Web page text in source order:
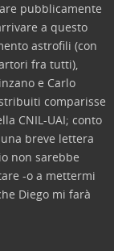
pubblicamente
a questo
astrofili (con
fra tutti),
e Carlo
comparisse
CNIL-UAI; conto
breve lettera
non sarebbe
-o a mettermi
Diego mi farà